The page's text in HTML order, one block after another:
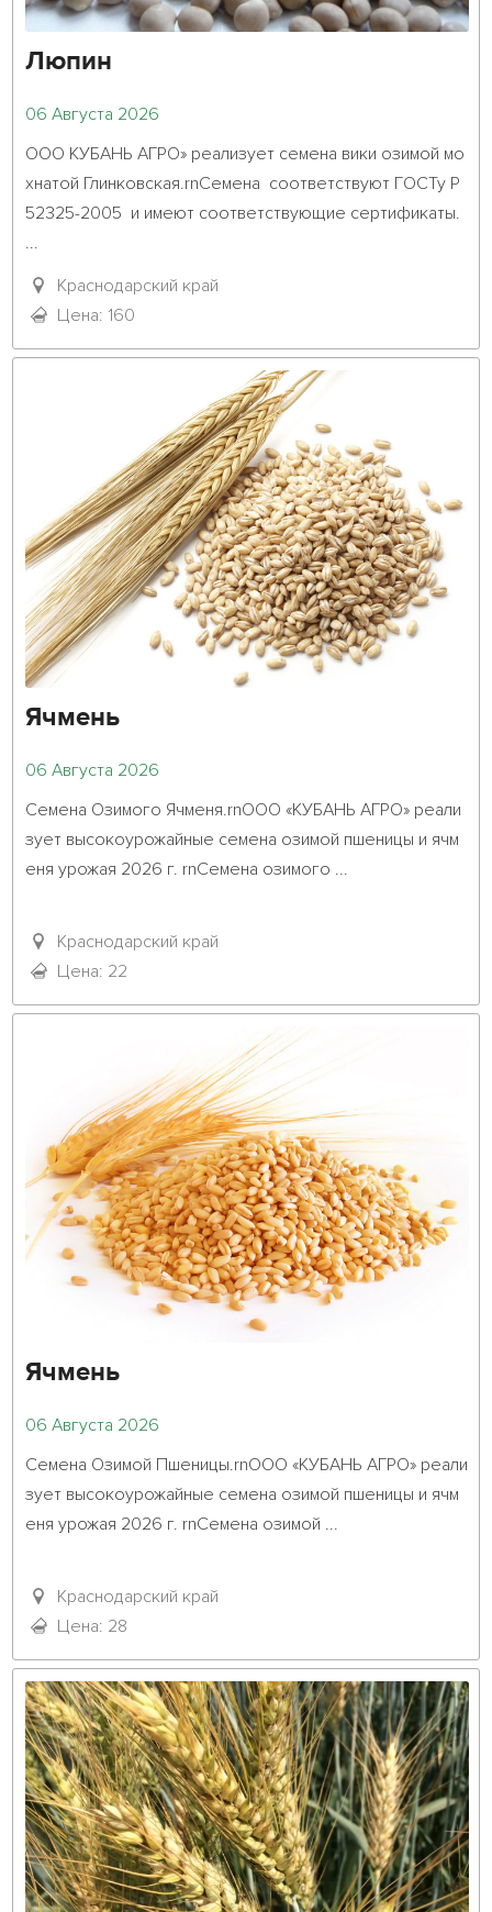
Люпин
06 Августа 2026
ООО КУБАНЬ АГРО» реализует семена вики озимой мо
хнатой Глинковская.rnСемена  соответствуют ГОСТу Р
52325-2005  и имеют соответствующие сертификаты.
...
Краснодарский край
Цена: 160
Ячмень
06 Августа 2026
Семена Озимого Ячменя.rnООО «КУБАНЬ АГРО» реали
зует высокоурожайные семена озимой пшеницы и ячм
еня урожая 2026 г. rnСемена озимого ...
Краснодарский край
Цена: 22
Ячмень
06 Августа 2026
Семена Озимой Пшеницы.rnООО «КУБАНЬ АГРО» реали
зует высокоурожайные семена озимой пшеницы и ячм
еня урожая 2026 г. rnСемена озимой ...
Краснодарский край
Цена: 28